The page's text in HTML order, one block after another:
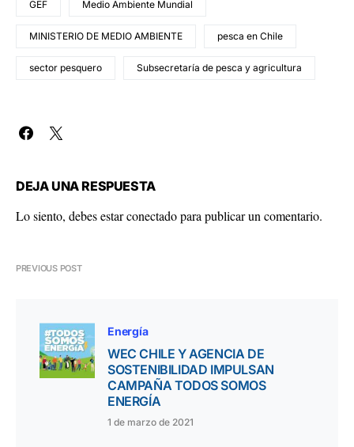
GEF Medio Ambiente Mundial
MINISTERIO DE MEDIO AMBIENTE pesca en Chile
sector pesquero Subsecretaría de pesca y agricultura
DEJA UNA RESPUESTA
Lo siento, debes estarconectadopara publicar un comentario.
PREVIOUS POST
Energía
WEC CHILE Y AGENCIA DE
SOSTENIBILIDAD IMPULSAN
CAMPAÑA TODOS SOMOS
ENERGÍA
1 de marzo de 2021